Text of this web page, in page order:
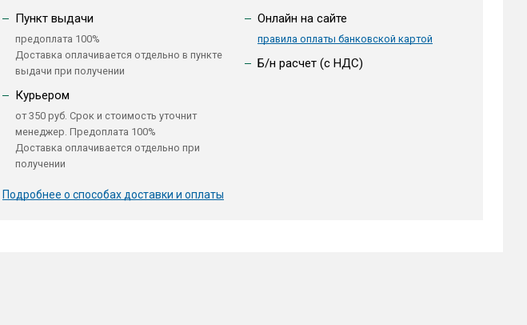
Пункт выдачи
предоплата 100%
Доставка оплачивается отдельно в пункте
выдачи при получении
Курьером
от 350 руб. Срок и стоимость уточнит
менеджер. Предоплата 100%
Доставка оплачивается отдельно при
получении
Подробнее о способах доставки и оплаты
Онлайн на сайте
правила оплаты банковской картой
Б/н расчет (c НДС)